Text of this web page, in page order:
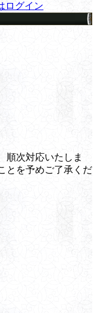
ログイン
順次対応いたしま
とを予めご了承くだ